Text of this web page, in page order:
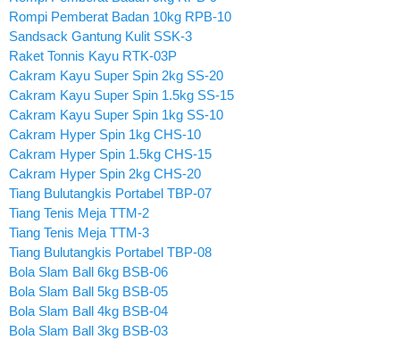
Rompi Pemberat Badan 10kg RPB-10
Sandsack Gantung Kulit SSK-3
Raket Tonnis Kayu RTK-03P
Cakram Kayu Super Spin 2kg SS-20
Cakram Kayu Super Spin 1.5kg SS-15
Cakram Kayu Super Spin 1kg SS-10
Cakram Hyper Spin 1kg CHS-10
Cakram Hyper Spin 1.5kg CHS-15
Cakram Hyper Spin 2kg CHS-20
Tiang Bulutangkis Portabel TBP-07
Tiang Tenis Meja TTM-2
Tiang Tenis Meja TTM-3
Tiang Bulutangkis Portabel TBP-08
Bola Slam Ball 6kg BSB-06
Bola Slam Ball 5kg BSB-05
Bola Slam Ball 4kg BSB-04
Bola Slam Ball 3kg BSB-03